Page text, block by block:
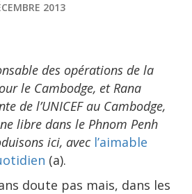
2013
des opérations de la
le Cambodge, et Rana
de l’UNICEF au Cambodge,
libre dans le Phnom Penh
ici, avec l’aimable
(a).
doute pas mais, dans les